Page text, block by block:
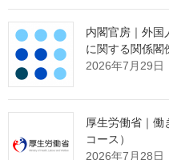
講義型ではなく参加型の研修
採り入れました。
“地域共生社会”を目指して［
２．講師用手引書
専門的な知見の有無にかかわ
るよう、研修のねらいや視点
“地域共生社会”を目指して＜
内閣官房｜外国
に関する関係閣
2026年7月29日
厚生労働省｜働
コース）
2026年7月28日